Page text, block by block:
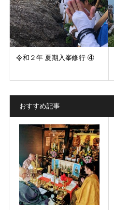
令和２年 夏期入峯修行 ④
おすすめ記事